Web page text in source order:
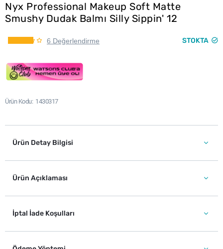
Nyx Professional Makeup Soft Matte
Smushy Dudak Balmı Silly Sippin' 12
6 Değerlendirme STOKTA
Ürün Kodu 1430317
Ürün Detay Bilgisi
Ürün Açıklaması
İptal İade Koşulları